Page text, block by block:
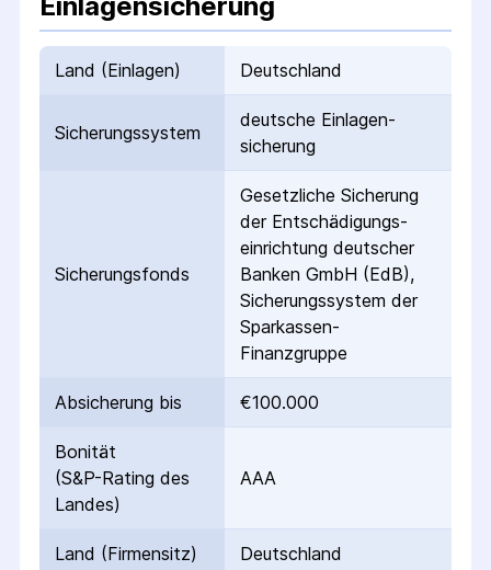
Land (Einlagen) Deutschland
Sicherungs­system
deutsche Einlagen­
sicherung
Sicherungs­fonds
Gesetzliche Sicherung
der Entschädigungs­
einrichtung deutscher
Banken GmbH (EdB),
Sicherungssystem der
Sparkassen-
Finanzgruppe
Absicherung bis €100.000
Bonität
(S&P-Rating des
Landes)
AAA
Land (Firmensitz) Deutschland